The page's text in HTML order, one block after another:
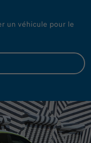
un véhicule pour le